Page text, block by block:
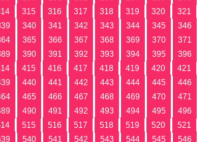
315 316 317 318 319 320
321
340 341 342 343 344 345
346
365 366 367 368 369 370
371
390 391 392 393 394 395
396
415 416 417 418 419 420
421
440 441 442 443 444 445
446
465 466 467 468 469 470
471
490 491 492 493 494 495
496
515 516 517 518 519 520
521
540 541 542 543 544 545
546